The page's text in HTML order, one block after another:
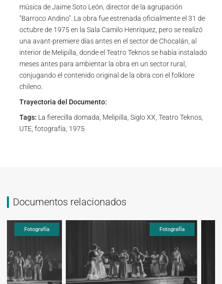
música de Jaime Soto León, director de la agrupación
"Barroco Andino". La obra fue estrenada oficialmente el 31 de
octubre de 1975 en la Sala Camilo Henríquez, pero se realizó
una avant-premiere días antes en el sector de Chocalán, al
interior de Melipilla, donde el Teatro Teknos se había instalado
meses antes para ambientar la obra en un sector rural,
conjugando el contenido original de la obra con el folklore
chileno.
Trayectoria del Documento:
Tags: La fierecilla domada, Melipilla, Siglo XX, Teatro Teknos,
UTE, fotografía, 1975
Documentos relacionados